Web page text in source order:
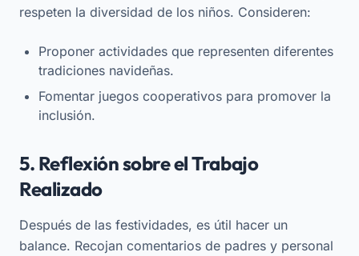
respeten la diversidad de los niños. Consideren:
Proponer actividades que representen diferentes
tradiciones navideñas.
Fomentar juegos cooperativos para promover la
inclusión.
5. Reflexión sobre el Trabajo
Realizado
Después de las festividades, es útil hacer un
balance. Recojan comentarios de padres y personal